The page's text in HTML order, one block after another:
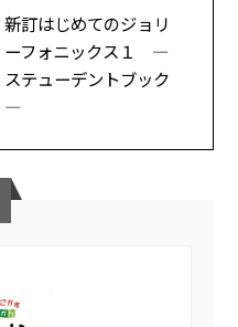
新訂はじめてのジョリ
ーフォニックス１ ―
ステューデントブック
―